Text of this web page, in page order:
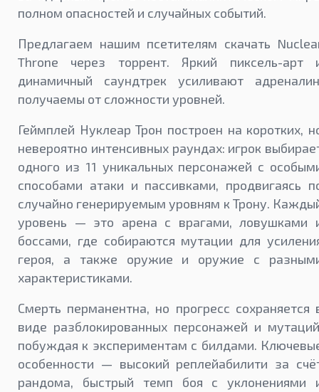
полном опасностей и случайных событий.
Предлагаем нашим псетителям скачать
Throne через торрент. Яркий пиксель-арт
динамичный саундтрек усиливают
получаемы от сложности уровней.
Геймплей Нуклеар Трон построен на коротких,
невероятно интенсивных раундах: игрок
одного из 11 уникальных персонажей с
способами атаки и пассивками, продвигаясь
случайно генерируемым уровням к Трону.
уровень — это арена с врагами, ловушками
боссами, где собираются мутации для
героя, а также оружие и оружие с
характеристиками.
Смерть перманентна, но прогресс сохраняется
виде разблокированных персонажей и
побуждая к экспериментам с билдами.
особенности — высокий реплейабилити за
рандома, быстрый темп боя с уклонениями